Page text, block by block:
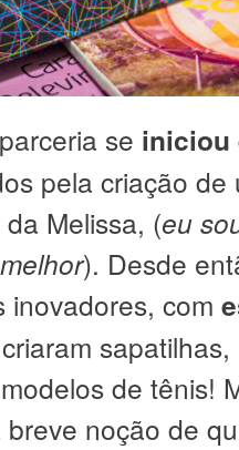
se iniciou
pela criação de
Melissa, (eu
). Desde
inovadores, com
de tênis!
noção de